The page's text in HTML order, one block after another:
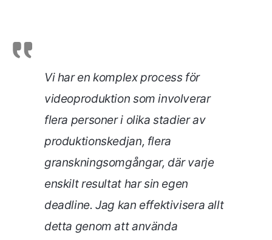
Vi har en komplex process för
videoproduktion som involverar
flera personer i olika stadier av
produktionskedjan, flera
granskningsomgångar, där varje
enskilt resultat har sin egen
deadline. Jag kan effektivisera allt
detta genom att använda